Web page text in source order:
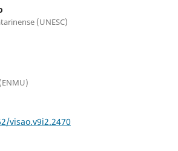
(UNESC)
visao.v9i2.2470